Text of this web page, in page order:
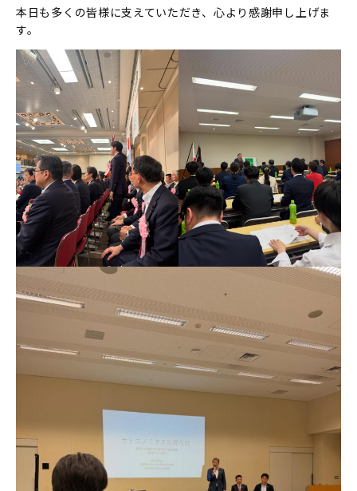
本日も多くの皆様に支えていただき、心より感謝申し上げま
す。